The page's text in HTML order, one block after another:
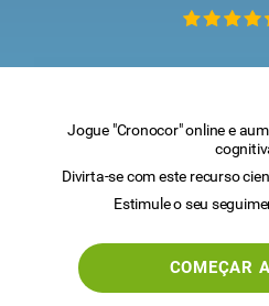
Jogue "Cronocor" online e
Divirta-se com este recurso
Estimule o seu
COMEÇAR